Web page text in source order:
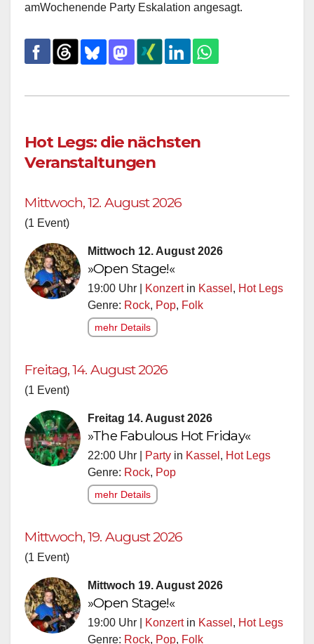
amWochenende Party Eskalation angesagt.
Hot Legs: die nächsten
Veranstaltungen
Mittwoch, 12. August 2026
(1 Event)
Mittwoch 12. August 2026
»Open Stage!«
19:00 Uhr | Konzertin Kassel , Hot Legs
Genre: Rock, Pop, Folk
mehr Details
Freitag, 14. August 2026
(1 Event)
Freitag 14. August 2026
»The Fabulous Hot Friday«
22:00 Uhr | Party in Kassel , Hot Legs
Genre: Rock, Pop
mehr Details
Mittwoch, 19. August 2026
(1 Event)
Mittwoch 19. August 2026
»Open Stage!«
19:00 Uhr | Konzertin Kassel , Hot Legs
Genre: Rock, Pop, Folk